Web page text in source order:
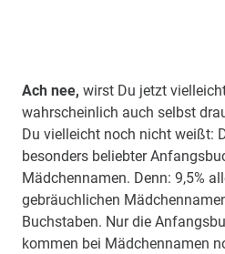
Ach nee, wirst Du jetzt
wahrscheinlich auch selbst
Du vielleicht noch nicht weißt:
besonders beliebter
Mädchennamen. Denn: 9,5%
gebräuchlichen
Buchstaben. Nur die
kommen bei Mädchennamen